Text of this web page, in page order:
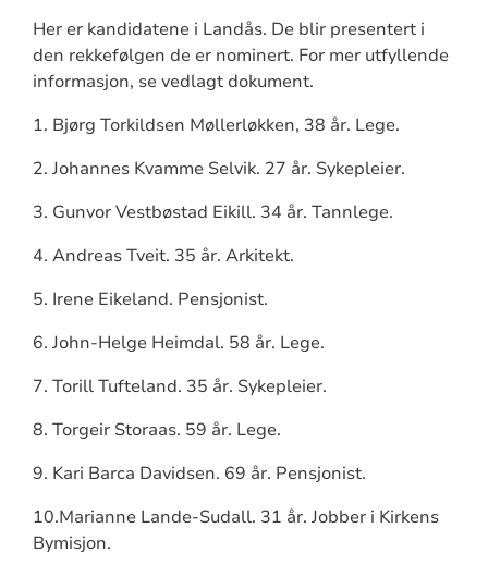
Her er kandidatene i Landås. De blir presentert i
den rekkefølgen de er nominert. For mer utfyllende
informasjon, se vedlagt dokument.
1. Bjørg Torkildsen Møllerløkken, 38 år. Lege.
2. Johannes Kvamme Selvik. 27 år. Sykepleier.
3. Gunvor Vestbøstad Eikill. 34 år. Tannlege.
4. Andreas Tveit. 35 år. Arkitekt.
5. Irene Eikeland. Pensjonist.
6. John-Helge Heimdal. 58 år. Lege.
7. Torill Tufteland. 35 år. Sykepleier.
8. Torgeir Storaas. 59 år. Lege.
9. Kari Barca Davidsen. 69 år. Pensjonist.
10.Marianne Lande-Sudall. 31 år. Jobber i Kirkens
Bymisjon.